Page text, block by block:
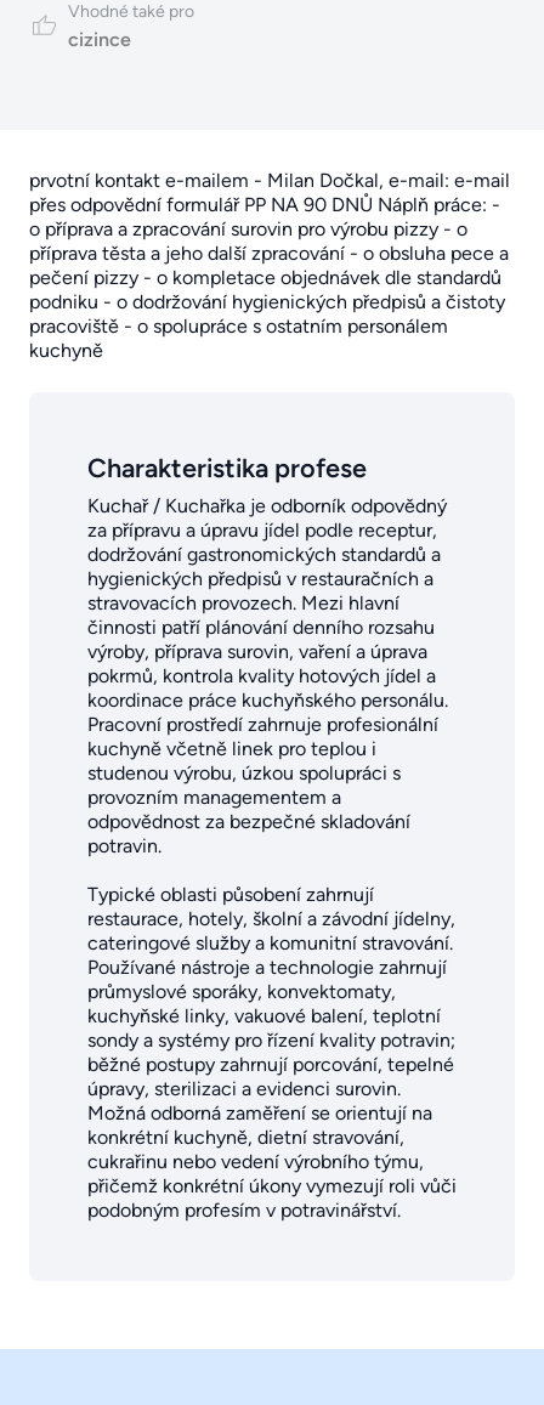
Vhodné také pro
cizince
prvotní kontakt e-mailem - Milan Dočkal, e-mail: e-mail
přes odpovědní formulářPP NA 90 DNŮ Náplň práce: -
o příprava a zpracování surovin pro výrobu pizzy - o
příprava těsta a jeho další zpracování - o obsluha pece a
pečení pizzy - o kompletace objednávek dle standardů
podniku - o dodržování hygienických předpisů a čistoty
pracoviště - o spolupráce s ostatním personálem
kuchyně
Charakteristika profese
Kuchař / Kuchařka je odborník odpovědný
za přípravu a úpravu jídel podle receptur,
dodržování gastronomických standardů a
hygienických předpisů v restauračních a
stravovacích provozech. Mezi hlavní
činnosti patří plánování denního rozsahu
výroby, příprava surovin, vaření a úprava
pokrmů, kontrola kvality hotových jídel a
koordinace práce kuchyňského personálu.
Pracovní prostředí zahrnuje profesionální
kuchyně včetně linek pro teplou i
studenou výrobu, úzkou spolupráci s
provozním managementem a
odpovědnost za bezpečné skladování
potravin.
Typické oblasti působení zahrnují
restaurace, hotely, školní a závodní jídelny,
cateringové služby a komunitní stravování.
Používané nástroje a technologie zahrnují
průmyslové sporáky, konvektomaty,
kuchyňské linky, vakuové balení, teplotní
sondy a systémy pro řízení kvality potravin;
běžné postupy zahrnují porcování, tepelné
úpravy, sterilizaci a evidenci surovin.
Možná odborná zaměření se orientují na
konkrétní kuchyně, dietní stravování,
cukrařinu nebo vedení výrobního týmu,
přičemž konkrétní úkony vymezují roli vůči
podobným profesím v potravinářství.